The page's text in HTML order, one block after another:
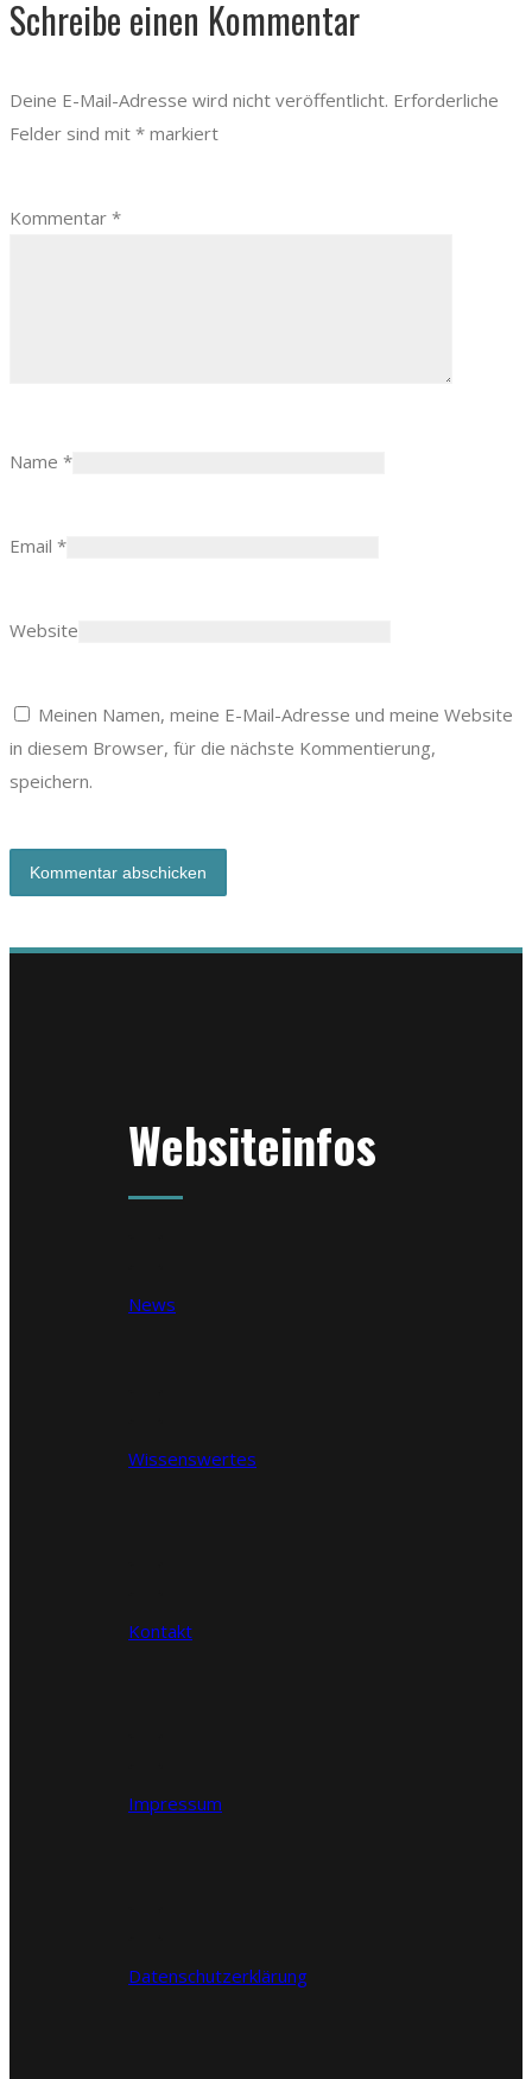
Schreibe einen Kommentar
Deine E-Mail-Adresse wird nicht veröffentlicht. Erforderliche
Felder sind mit * markiert
Kommentar *
Name *
Email *
Website
Meinen Namen, meine E-Mail-Adresse und meine Website
in diesem Browser, für die nächste Kommentierung,
speichern.
Websiteinfos
News
Wissenswertes
Kontakt
Impressum
Datenschutzerklärung